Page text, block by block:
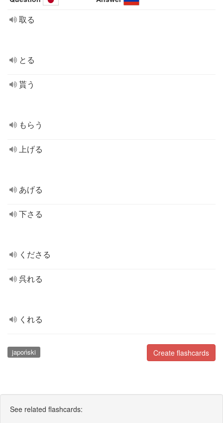
取る
とる
貰う
もらう
上げる
あげる
下さる
くださる
呉れる
くれる
Create flashcards
japoński
See related flashcards: